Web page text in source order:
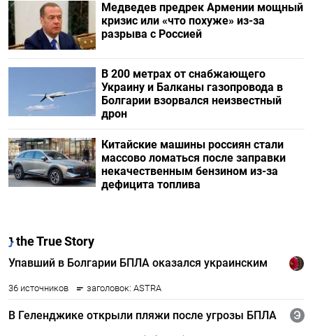
Медведев предрек Армении мощный
кризис или «что похуже» из-за
разрыва с Россией
В 200 метрах от снабжающего
Украину и Балканы газопровода в
Болгарии взорвался неизвестный
дрон
Китайские машины россиян стали
массово ломаться после заправки
некачественным бензином из-за
дефицита топлива